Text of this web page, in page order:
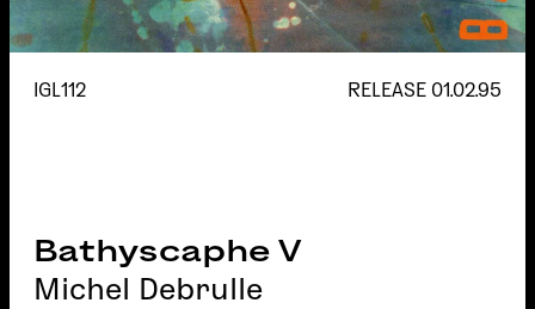
IGL112 RELEASE 01.02.95
Bathyscaphe V
Michel Debrulle